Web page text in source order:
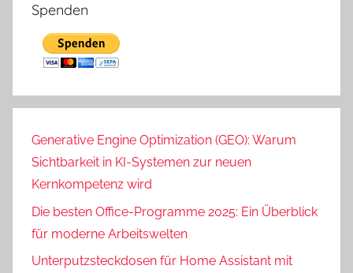
Spenden
Generative Engine Optimization (GEO): Warum
Sichtbarkeit in KI-Systemen zur neuen
Kernkompetenz wird
Die besten Office-Programme 2025: Ein Überblick
für moderne Arbeitswelten
Unterputzsteckdosen für Home Assistant mit